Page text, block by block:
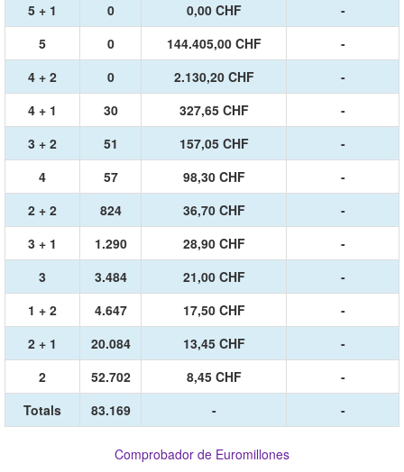
5 + 1
0 0,00 CHF
-
5
0 144.405,00 CHF
-
4 + 2
0 2.130,20 CHF
-
4 + 1
30 327,65 CHF
-
3 + 2
51 157,05 CHF
-
4
57 98,30 CHF
-
2 + 2
824 36,70 CHF
-
3 + 1
1.290 28,90 CHF
-
3
3.484 21,00 CHF
-
1 + 2
4.647 17,50 CHF
-
2 + 1
20.084 13,45 CHF
-
2
52.702 8,45 CHF
-
Totals
83.169 - -
Comprobador de Euromillones